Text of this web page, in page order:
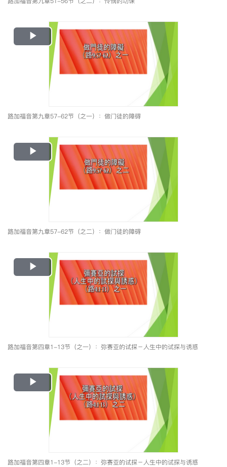
Play
Video
路加福音第九章57-62节（之一）：做门徒的障碍
Play
Video
路加福音第九章57-62节（之二）：做门徒的障碍
Play
Video
路加福音第四章1-13节（之一）：弥赛亚的试探－人生中的试探与诱惑
Play
Video
路加福音第四章1-13节（之二）：弥赛亚的试探－人生中的试探与诱惑